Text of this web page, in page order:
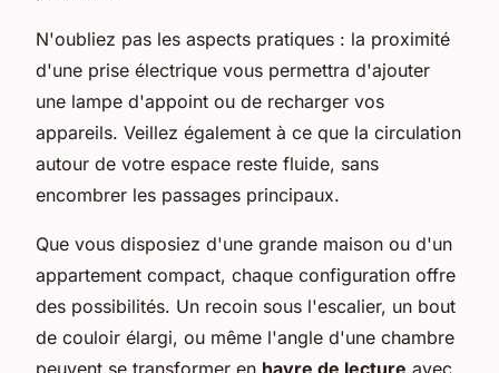
N'oubliez pas les aspects pratiques : la proximité
d'une prise électrique vous permettra d'ajouter
une lampe d'appoint ou de recharger vos
appareils. Veillez également à ce que la circulation
autour de votre espace reste fluide, sans
encombrer les passages principaux.
Que vous disposiez d'une grande maison ou d'un
appartement compact, chaque configuration offre
des possibilités. Un recoin sous l'escalier, un bout
de couloir élargi, ou même l'angle d'une chambre
peuvent se transformer en havre de lecture avec